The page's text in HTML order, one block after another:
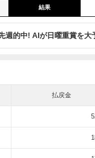
結果
週的中! AIが日曜重賞を大
払戻金